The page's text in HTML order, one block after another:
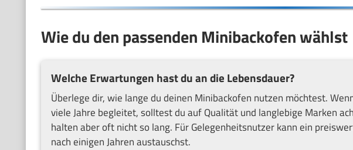
Wie du den passenden Minibackofen wählst
Welche Erwartungen hast du an die Lebensdauer?
Überlege dir, wie lange du deinen Minibackofen nutzen möchtest.
viele Jahre begleitet, solltest du auf Qualität und langlebige Marken
halten aber oft nicht so lang. Für Gelegenheitsnutzer kann ein
nach einigen Jahren austauschst.